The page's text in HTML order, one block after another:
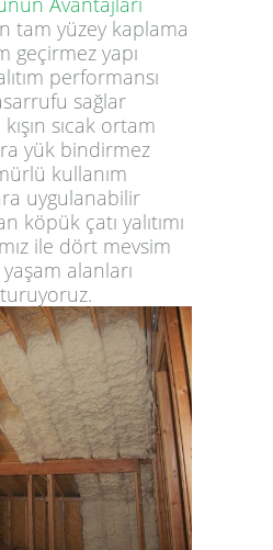
tam yüzey kaplama
geçirmez yapı
performansı
sağlar
sıcak ortam
yük bindirmez
kullanım
uygulanabilir
köpük çatı yalıtımı
ile dört mevsim
alanları